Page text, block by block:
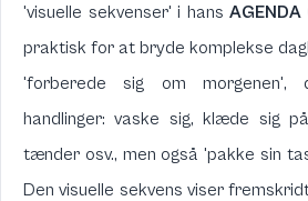
'visuelle sekvenser' i hans AGENDA
praktisk for at bryde komplekse
'forberede sig om morgenen',
handlinger: vaske sig, klæde sig
tænder osv., men også 'pakke sin
Den visuelle sekvens viser